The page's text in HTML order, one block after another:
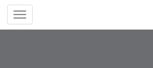
Перемкнути